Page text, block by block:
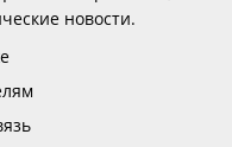
новости.